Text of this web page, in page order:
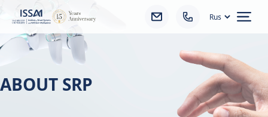
ABOUT SRP